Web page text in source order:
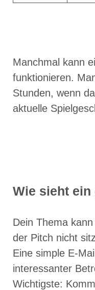
Manchmal kann
funktionieren.
Stunden, wenn
aktuelle
Wie sieht
Dein Thema
der Pitch nicht
Eine simple E-
interessanter
Wichtigste: